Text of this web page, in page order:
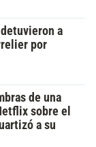
a
por
de una
sobre el
a su